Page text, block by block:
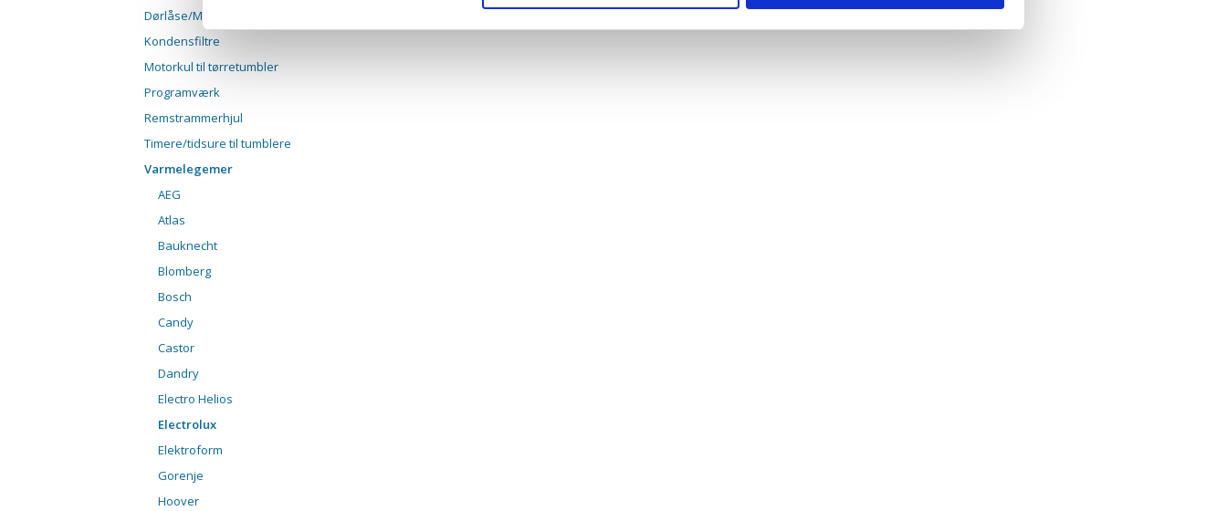
Dørlåse/Mikroswitche
Kondensfiltre
Motorkul til tørretumbler
Programværk
Remstrammerhjul
Timere/tidsure til tumblere
Varmelegemer
AEG
Atlas
Bauknecht
Blomberg
Bosch
Candy
Castor
Dandry
Electro Helios
Electrolux
Elektroform
Gorenje
Hoover